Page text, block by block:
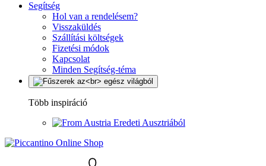
Segítség
Hol van a rendelésem?
Visszaküldés
Szállítási költségek
Fizetési módok
Kapcsolat
Minden Segítség-téma
Több inspiráció
Eredeti Ausztriából